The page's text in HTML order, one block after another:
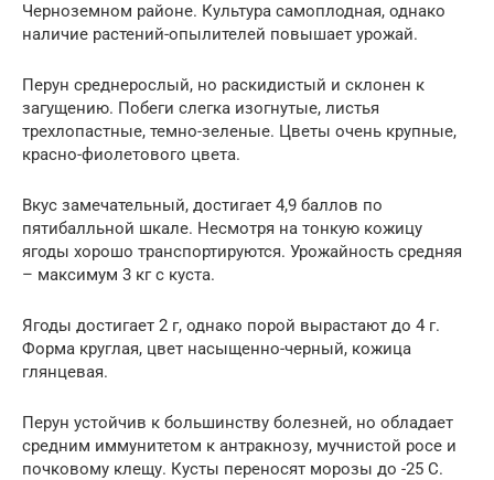
Черноземном районе. Культура самоплодная, однако
наличие растений-опылителей повышает урожай.
Перун среднерослый, но раскидистый и склонен к
загущению. Побеги слегка изогнутые, листья
трехлопастные, темно-зеленые. Цветы очень крупные,
красно-фиолетового цвета.
Вкус замечательный, достигает 4,9 баллов по
пятибалльной шкале. Несмотря на тонкую кожицу
ягоды хорошо транспортируются. Урожайность средняя
– максимум 3 кг с куста.
Ягоды достигает 2 г, однако порой вырастают до 4 г.
Форма круглая, цвет насыщенно-черный, кожица
глянцевая.
Перун устойчив к большинству болезней, но обладает
средним иммунитетом к антракнозу, мучнистой росе и
почковому клещу. Кусты переносят морозы до -25 С.